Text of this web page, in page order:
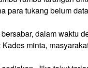
para tukang belum
dalam waktu
minta,